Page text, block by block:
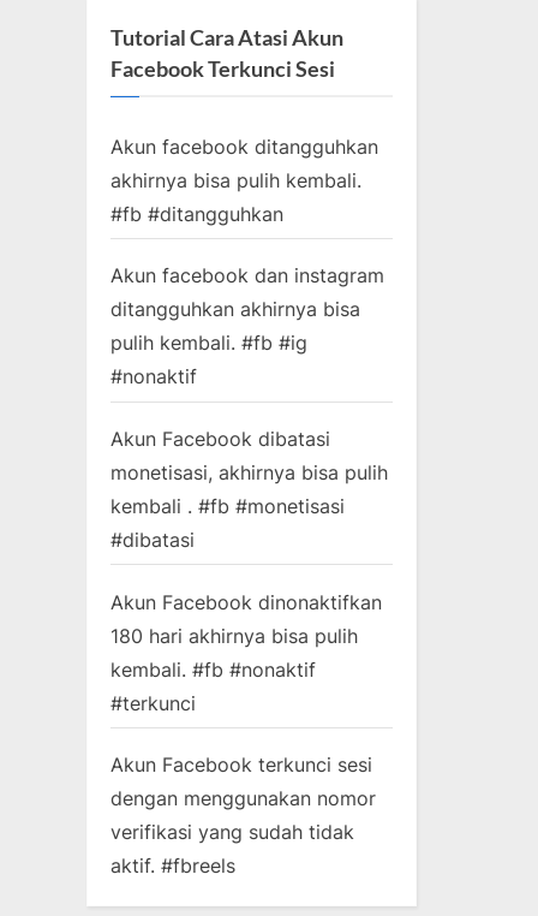
Tutorial Cara Atasi Akun
Facebook Terkunci Sesi
Akun facebook ditangguhkan
akhirnya bisa pulih kembali.
#fb #ditangguhkan
Akun facebook dan instagram
ditangguhkan akhirnya bisa
pulih kembali. #fb #ig
#nonaktif
Akun Facebook dibatasi
monetisasi, akhirnya bisa pulih
kembali . #fb #monetisasi
#dibatasi
Akun Facebook dinonaktifkan
180 hari akhirnya bisa pulih
kembali. #fb #nonaktif
#terkunci
Akun Facebook terkunci sesi
dengan menggunakan nomor
verifikasi yang sudah tidak
aktif. #fbreels